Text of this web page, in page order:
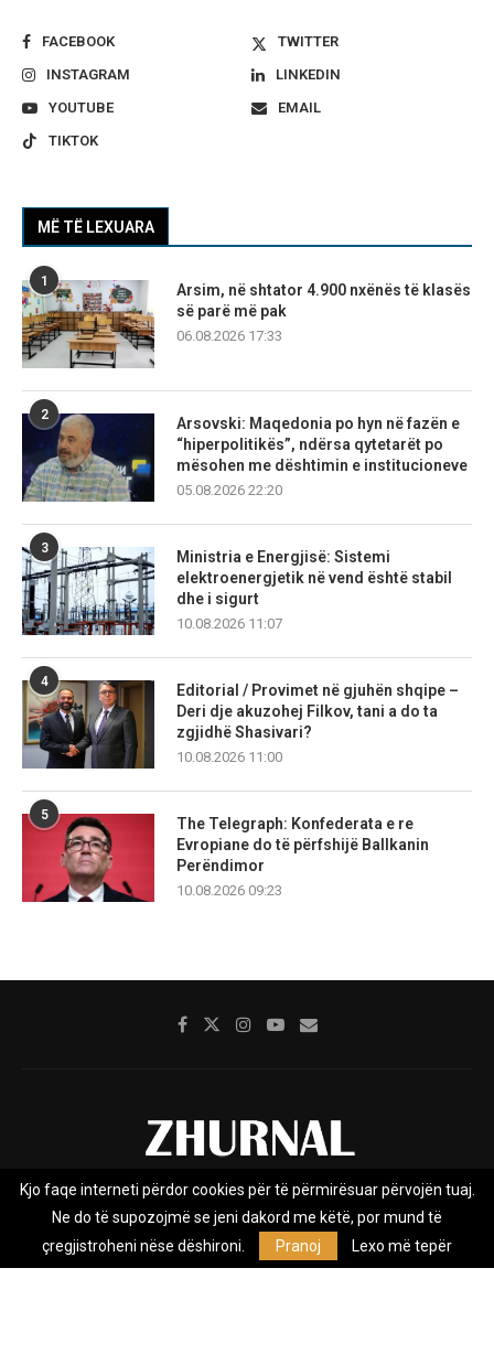
FACEBOOK
TWITTER
INSTAGRAM
LINKEDIN
YOUTUBE
EMAIL
TIKTOK
MË TË LEXUARA
1
Arsim, në shtator 4.900 nxënës të klasës
së parë më pak
06.08.2026 17:33
2
Arsovski: Maqedonia po hyn në fazën e
“hiperpolitikës”, ndërsa qytetarët po
mësohen me dështimin e institucioneve
05.08.2026 22:20
3
Ministria e Energjisë: Sistemi
elektroenergjetik në vend është stabil
dhe i sigurt
10.08.2026 11:07
4
Editorial / Provimet në gjuhën shqipe –
Deri dje akuzohej Filkov, tani a do ta
zgjidhë Shasivari?
10.08.2026 11:00
5
The Telegraph: Konfederata e re
Evropiane do të përfshijë Ballkanin
Perëndimor
10.08.2026 09:23
Rreth nesh Impresumi Marketing
Privacy Policy
Zhurnal.mk është Agjenci e Lajmeve e pavarur, e themeluar në vitin
Kjo faqe interneti përdor cookies për të përmirësuar përvojën tuaj.
Ne do të supozojmë se jeni dakord me këtë, por mund të
çregjistroheni nëse dëshironi.
Pranoj Lexo më tepër